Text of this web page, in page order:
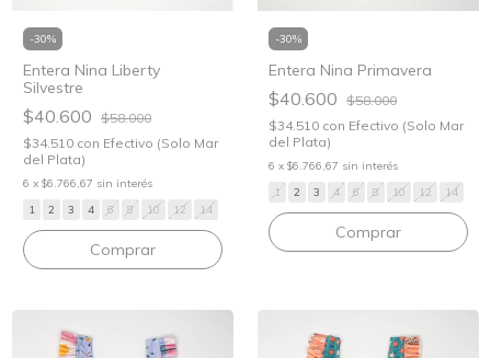
-30%
Entera Nina Liberty
Silvestre
$40.600 $58.000
$34.510 con Efectivo (Solo Mar
del Plata)
6 x $6.766,67 sin interés
1
2 3 4 6 8 10 12 14
Comprar
-30%
Entera Nina Primavera
$40.600 $58.000
$34.510 con Efectivo (Solo Mar
del Plata)
6 x $6.766,67 sin interés
1
2 3 4 6 8 10 12 14
Comprar